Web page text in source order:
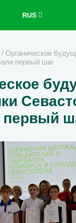
RUS
/ Органическое
первый шаг
первый